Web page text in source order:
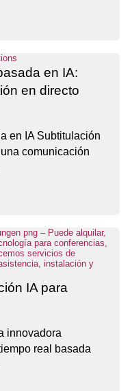
en IA:
en directo
en IA Subtitulación
comunicación
IA para
innovadora
real basada